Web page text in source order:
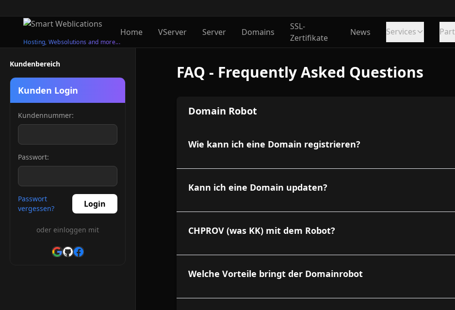
Hosting, Websolutions and more...
Home VServer Server Domains
SSL-
Zertifikate
News Services
Kundenbereich
Kunden Login
Kundennummer:
Passwort:
Passwort
vergessen?
Login
oder einloggen mit
FAQ - Frequently Asked Questions
Domain Robot
Wie kann ich eine Domain registrieren?
Kann ich eine Domain updaten?
CHPROV (was KK) mit dem Robot?
Welche Vorteile bringt der Domainrobot